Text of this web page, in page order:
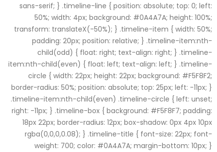
sans-serif; } .timeline-line { position: absolute; top: 0;
50%; width: 4px; background: #0A4A7A; height:
transform: translateX(-50%); } .timeline-item { width:
padding: 20px; position: relative; } .timeline-
child(odd) { float: right; text-align: right; }
item:nth-child(even) { float: left; text-align: left; }
circle { width: 22px; height: 22px; background:
border-radius: 50%; position: absolute; top: 25px; left: -11px;
.timeline-item:nth-child(even) .timeline-circle { left:
right: -11px; } .timeline-box { background: #F5F8F7;
18px 22px; border-radius: 12px; box-shadow: 0px 4px
rgba(0,0,0,0.08); } .timeline-title { font-size: 22px;
weight: 700; color: #0A4A7A; margin-bottom: 10px;